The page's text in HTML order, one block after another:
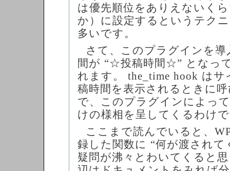
は優先順位をありえないく
か）に設定するというテク
多いです。
さて、このプラグインを導
間が “☆投稿時間☆” となっ
れます。 the_time hook は
稿時間を表示されるときに
で、このプラグインによっ
けの様相を呈してくるわけ
ここまで読んでいると、
録した関数に “何が渡され
疑問が沸々とわいてくると